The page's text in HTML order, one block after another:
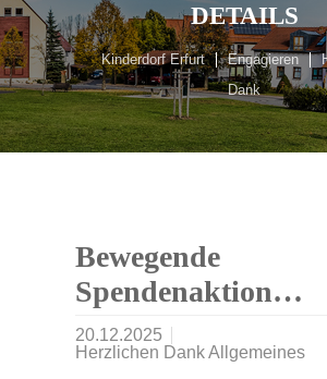
DETAILS
Kinderdorf Erfurt Engagieren
Dank
Bewegende
Spendenaktion…
20.12.2025
Herzlichen Dank Allgemeines